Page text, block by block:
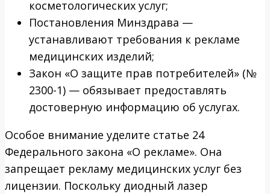
косметологических услуг;
Постановления Минздрава —
устанавливают требования к рекламе
медицинских изделий;
Закон «О защите прав потребителей» (№
2300-1) — обязывает предоставлять
достоверную информацию об услугах.
Особое внимание уделите статье 24
Федерального закона «О рекламе». Она
запрещает рекламу медицинских услуг без
лицензии. Поскольку диодный лазер